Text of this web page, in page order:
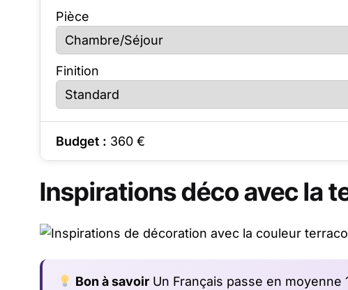
Pièce
Finition
Budget : 360 €
Inspirations déco avec la
Bon à savoirUn Français passe en moyenne